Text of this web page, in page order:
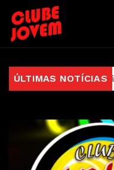
ÚLTIMAS NOTÍCIAS
redução, Copom